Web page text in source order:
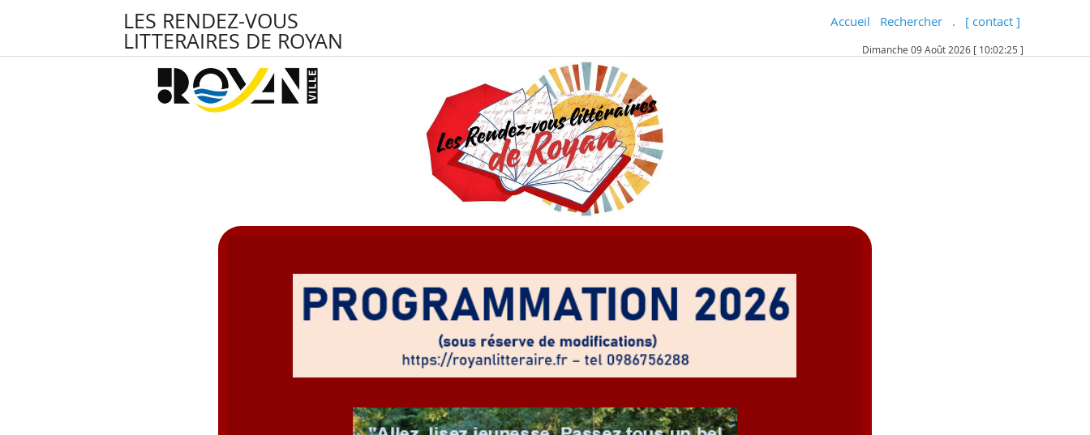
LES RENDEZ-VOUS
LITTERAIRES DE ROYAN
Accueil Rechercher . [ contact ]
Dimanche 09 Août 2026 [ 10:02:26 ]